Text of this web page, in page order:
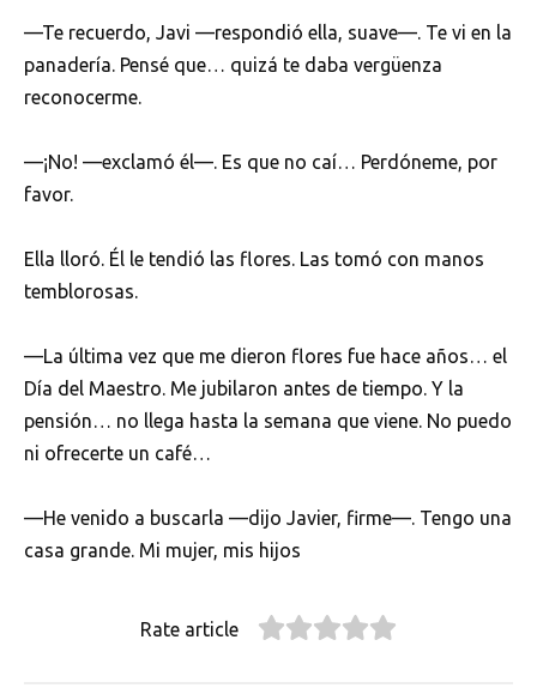
—Te recuerdo, Javi —respondió ella, suave—. Te vi en la
panadería. Pensé que… quizá te daba vergüenza
reconocerme.
—¡No! —exclamó él—. Es que no caí… Perdóneme, por
favor.
Ella lloró. Él le tendió las flores. Las tomó con manos
temblorosas.
—La última vez que me dieron flores fue hace años… el
Día del Maestro. Me jubilaron antes de tiempo. Y la
pensión… no llega hasta la semana que viene. No puedo
ni ofrecerte un café…
—He venido a buscarla —dijo Javier, firme—. Tengo una
casa grande. Mi mujer, mis hijos
Rate article